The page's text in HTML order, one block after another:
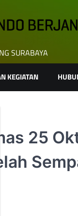
SURABAYA
KEGIATAN
25